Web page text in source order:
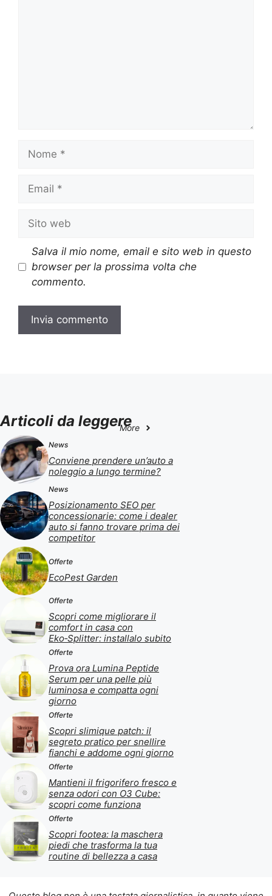
Nome
Email
Sito
web
Salva il mio nome, email e sito web in questo
browser per la prossima volta che
commento.
Articoli da leggere
More
News
Conviene prendere un’auto a
noleggio a lungo termine?
News
Posizionamento SEO per
concessionarie: come i dealer
auto si fanno trovare prima dei
competitor
Offerte
EcoPest Garden
Offerte
Scopri come migliorare il
comfort in casa con
Eko‑Splitter: installalo subito
Offerte
Prova ora Lumina Peptide
Serum per una pelle più
luminosa e compatta ogni
giorno
Offerte
Scopri slimique patch: il
segreto pratico per snellire
fianchi e addome ogni giorno
Offerte
Mantieni il frigorifero fresco e
senza odori con O3 Cube:
scopri come funziona
Offerte
Scopri footea: la maschera
piedi che trasforma la tua
routine di bellezza a casa